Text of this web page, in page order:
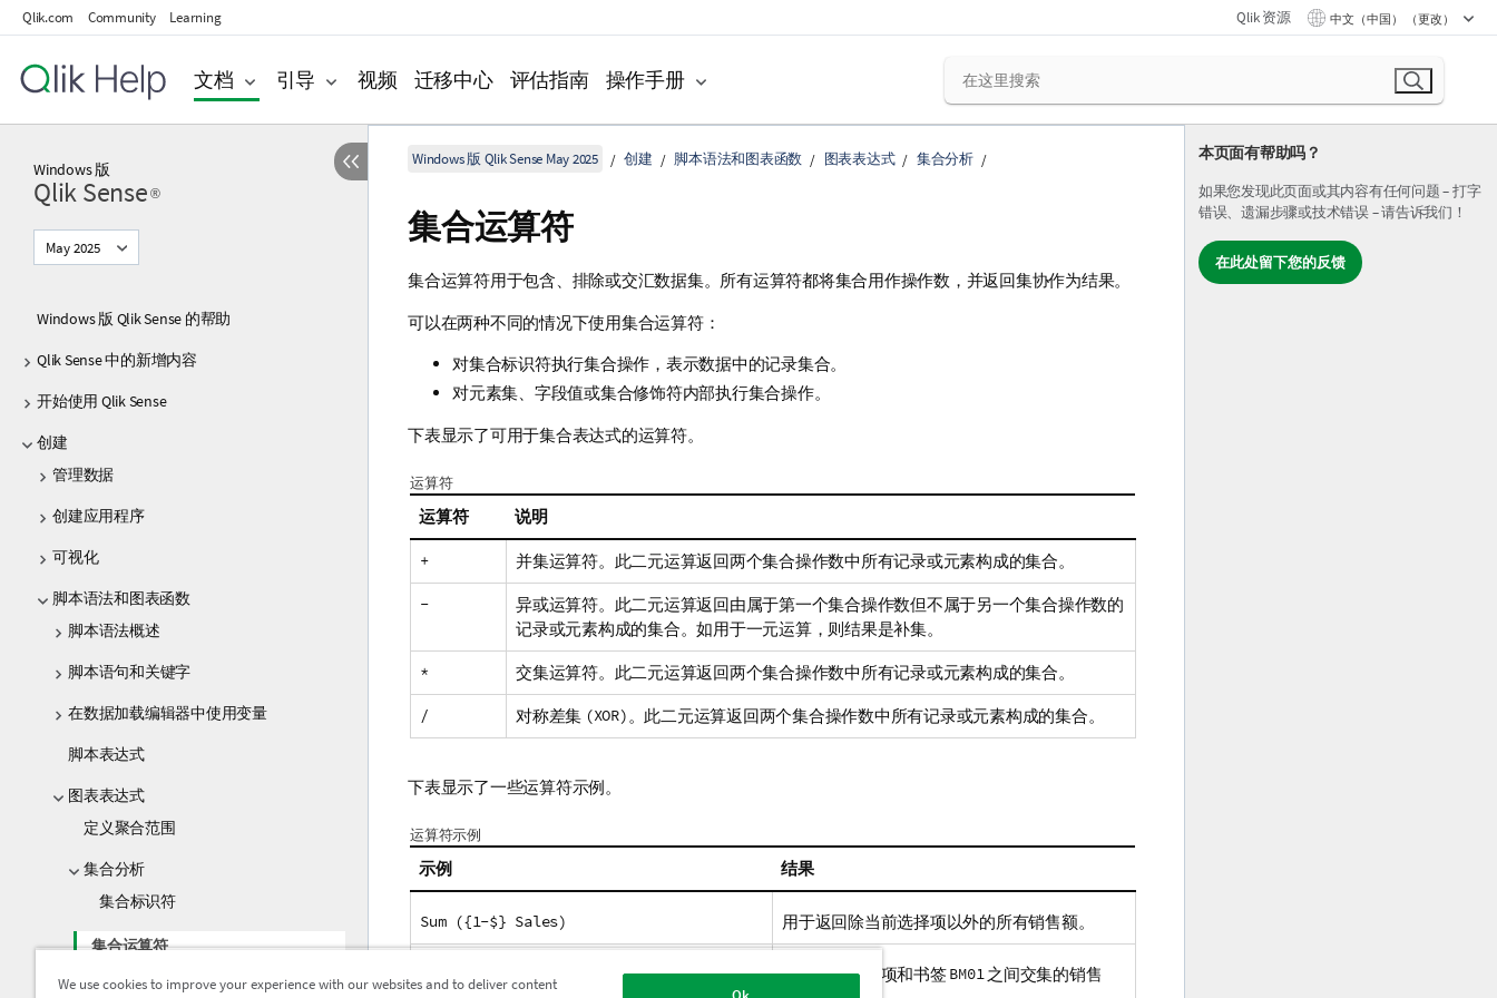
Qlik.com Community Learning Qlik 资源 中文（中国） （更改）
文档 引导 视频 迁移中心 评估指南 操作手册
Windows版
Qlik Sense ®
May 2025
Windows 版 Qlik Sense 的帮助
Qlik Sense 中的新增内容
开始使用 Qlik Sense
创建
管理数据
创建应用程序
可视化
脚本语法和图表函数
脚本语法概述
脚本语句和关键字
在数据加载编辑器中使用变量
脚本表达式
图表表达式
定义聚合范围
集合分析
集合标识符
集合运算符
集合修饰符
本页面有帮助吗？
如果您发现此页面或其内容有任何问题 – 打字
错误、遗漏步骤或技术错误 – 请告诉我们！
在此处留下您的反馈
Windows 版 Qlik Sense May 2025 创建 脚本语法和图表函数 图表表达式 集合分析
集合运算符
集合运算符用于包含、排除或交汇数据集。所有运算符都将集合用作操作数，并返回集协作为结果。
可以在两种不同的情况下使用集合运算符：
对集合标识符执行集合操作，表示数据中的记录集合。
对元素集、字段值或集合修饰符内部执行集合操作。
下表显示了可用于集合表达式的运算符。
运算符
运算符 说明
+ 并集运算符。此二元运算返回两个集合操作数中所有记录或元素构成的集合。
-
异或运算符。此二元运算返回由属于第一个集合操作数但不属于另一个集合操作数的
记录或元素构成的集合。如用于一元运算，则结果是补集。
* 交集运算符。此二元运算返回两个集合操作数中所有记录或元素构成的集合。
/ 对称差集 (XOR)。此二元运算返回两个集合操作数中所有记录或元素构成的集合。
下表显示了一些运算符示例。
运算符示例
示例 结果
Sum ({1-$} Sales) 用于返回除当前选择项以外的所有销售额。
用于返回选择项和书签BM01之间交集的销售
We use cookies to improve your experience with our websites and to deliver content